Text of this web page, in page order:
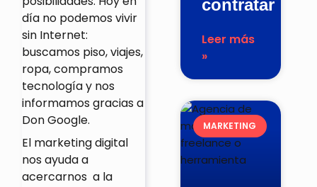
día no podemos vivir
sin Internet:
buscamos piso, viajes,
ropa, compramos
tecnología y nos
informamos gracias a
Don Google.
El marketing digital
nos ayuda a
acercarnos a la
contratar
Leer más
»
MARKETING